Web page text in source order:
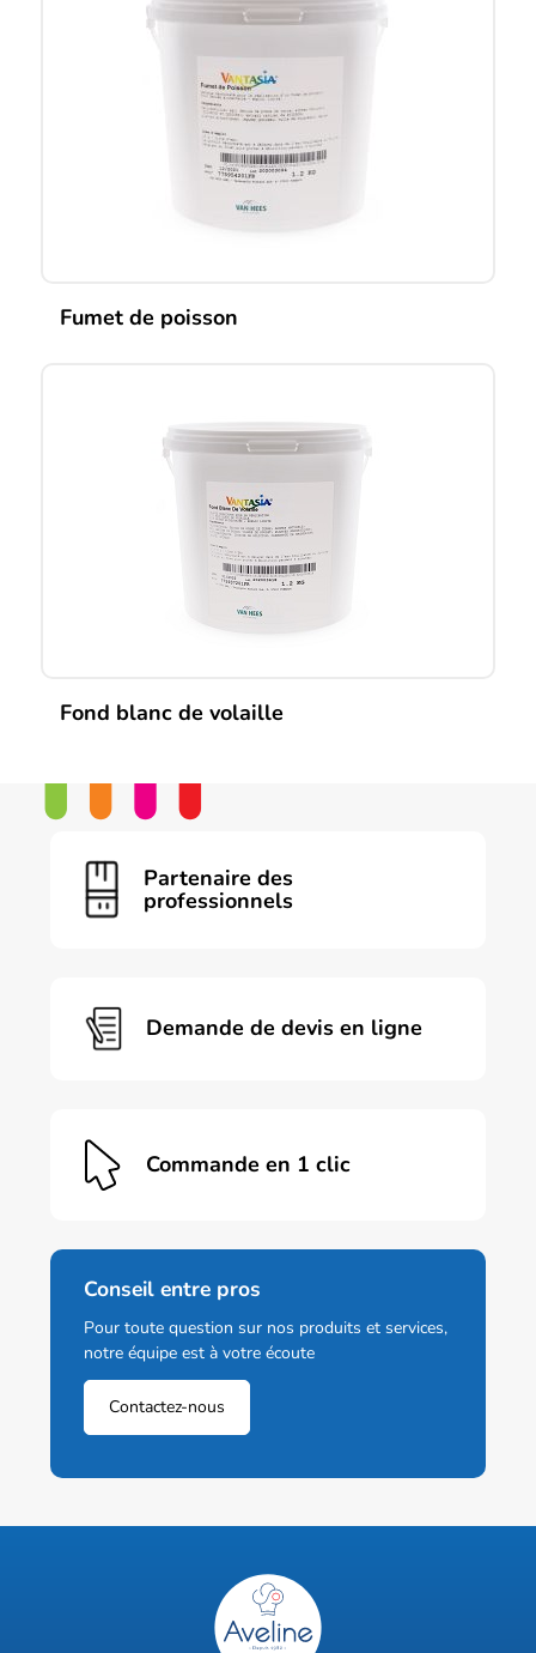
Fumet de poisson
Fond blanc de volaille
Partenaire des
professionnels
Demande de devis en ligne
Commande en 1 clic
Conseil entre pros
Pour toute question sur nos produits et services,
notre équipe est à votre écoute
Contactez-nous